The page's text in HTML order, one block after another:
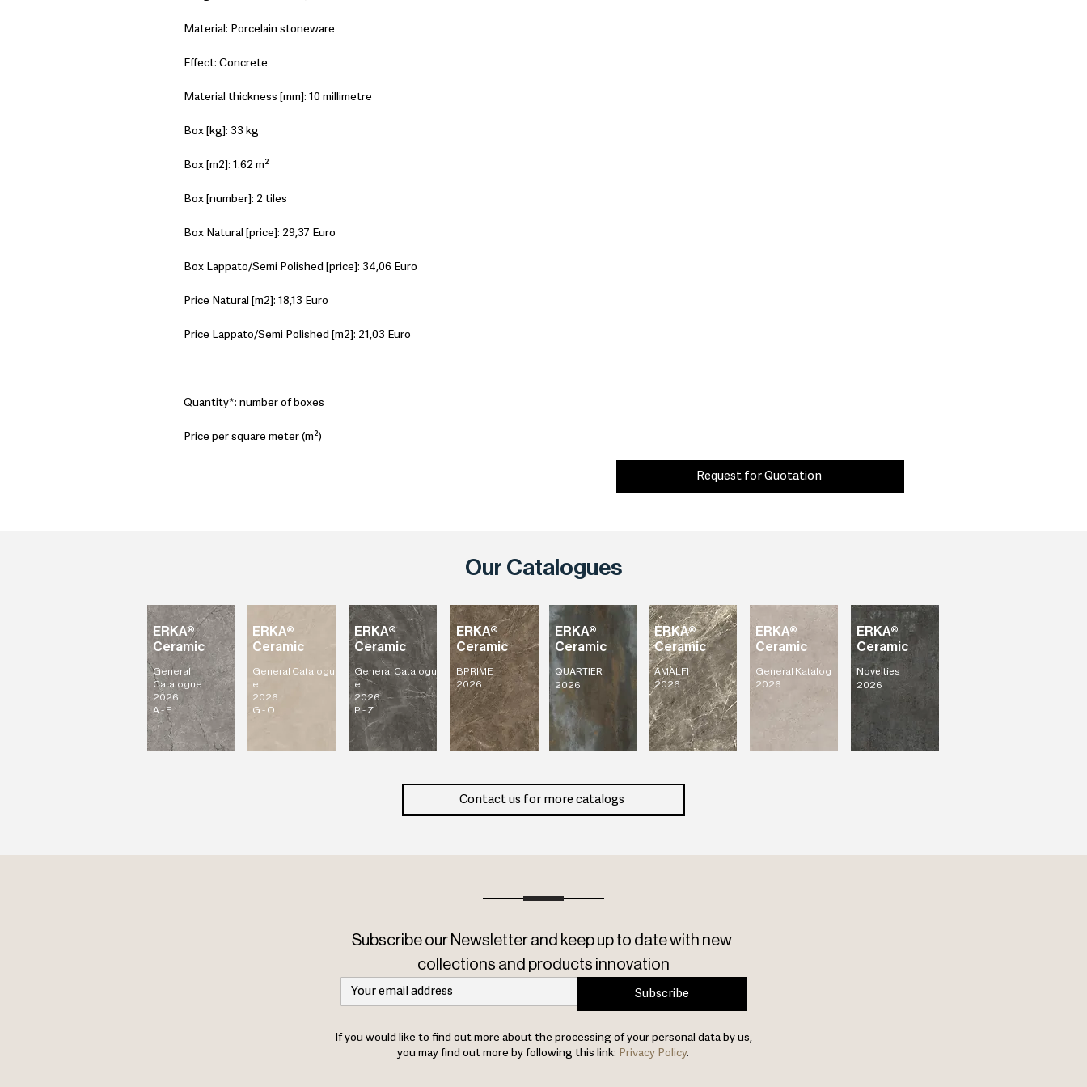
Material: Porcelain stoneware
Effect: Concrete
Material thickness [mm]: 10 millimetre
Box [kg]: 33 kg
Box [m2]: 1.62 m²
Box [number]: 2 tiles
Box Natural [price]: 29,37 Euro
Box Lappato/Semi Polished [price]: 34,06 Euro
Price Natural [m2]: 18,13 Euro
Price Lappato/Semi Polished [m2]: 21,03 Euro
Quantity*: number of boxes
Price per square meter (m²)
Request for Quotation
Our Catalogues
ERKA®
Ceramic
General Catalogu
e
2026
G - O
ERKA®
Ceramic
General
Catalogue
2026
A - F
ERKA®
Ceramic
General Catalogu
e
2026
P - Z
ERKA®
Ceramic
AMALFI
2026
ERKA®
Ceramic
QUARTIER
2026
ERKA®
Ceramic
BPRIME
2026
ERKA®
Ceramic
General Katalog
2026
ERKA®
Ceramic
Novelties
2026
Contact us for more catalogs
Subscribe our Newsletter and keep up to date with new
collections and products innovation
Subscribe
If you would like to find out more about the processing of your personal data by us,
you may find out more by following this link: Privacy Policy.